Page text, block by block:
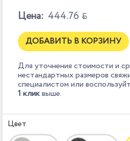
Цена: 444.76 
ДОБАВИТЬ В КОРЗИНУ
Для уточнения стоимости и
нестандартных размеров
специалистом или
1 кликвыше.
Цвет